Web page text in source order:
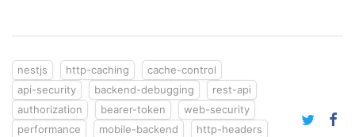
nestjs http-caching
cache-control
api-security
backend-debugging
rest-api
authorization
bearer-token
web-security
performance
mobile-backend
http-headers